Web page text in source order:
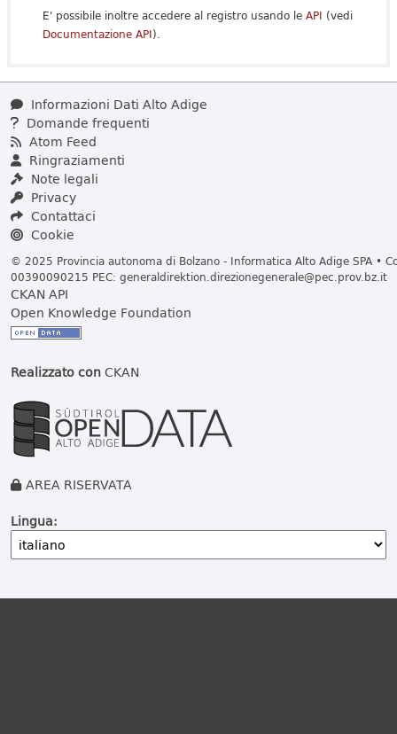
E' possibile inoltre accedere al registro usando le API (vedi
Documentazione API).
Informazioni Dati Alto Adige
Domande frequenti
Atom Feed
Ringraziamenti
Note legali
Privacy
Contattaci
Cookie
© 2025 Provincia autonoma di Bolzano - Informatica Alto Adige SPA •
00390090215 PEC: generaldirektion.direzionegenerale@pec.prov.bz.it
CKAN API
Open Knowledge Foundation
Realizzato conCKAN
AREA RISERVATA
Lingua